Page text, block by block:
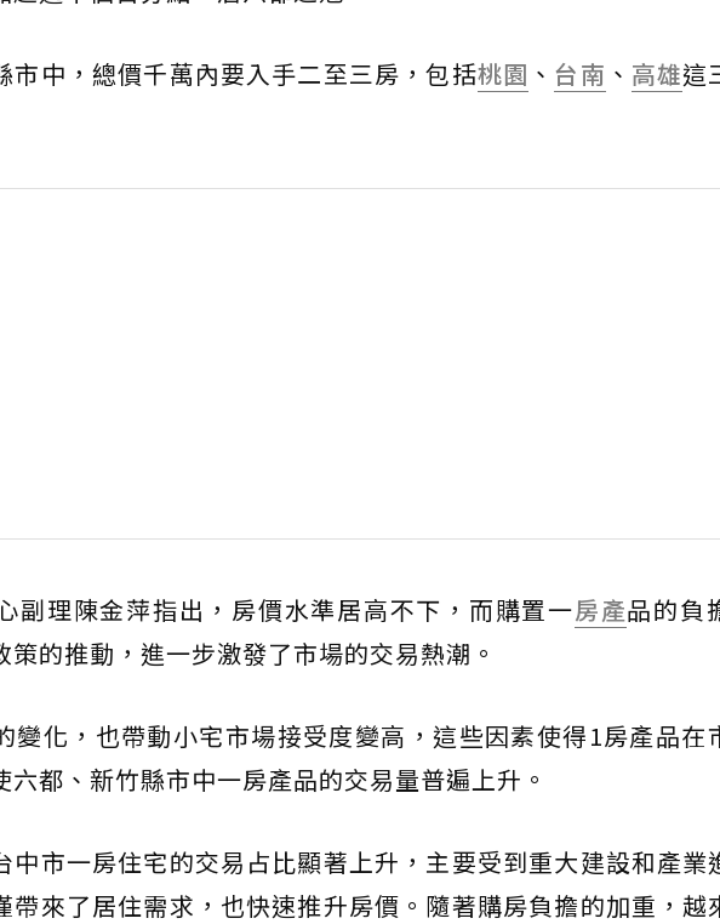
市中，總價千萬內要入手二至三房，包括桃園 、 台南 、 高雄這
副理陳金萍指出，房價水準居高不下，而購置一房產品的負
的推動，進一步激發了市場的交易熱潮。
變化，也帶動小宅市場接受度變高，這些因素使得1房產品在
六都、新竹縣市中一房產品的交易量普遍上升。
中市一房住宅的交易占比顯著上升，主要受到重大建設和產業
帶來了居住需求，也快速推升房價。隨著購房負擔的加重，越